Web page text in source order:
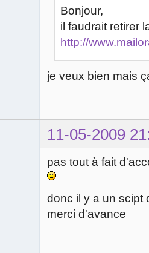
Bonjour,
il faudrait retirer
http://
je veux bien mais
11-05-2009
pas tout à fait
donc il y a un scipt
merci d'avance